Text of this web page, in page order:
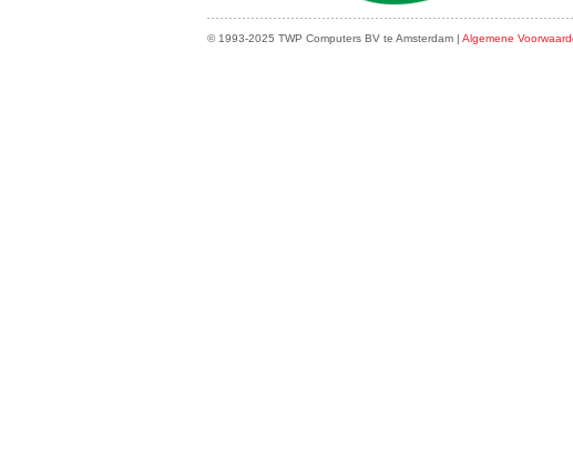
© 1993-2025 TWP Computers BV te Amsterdam | Algemene